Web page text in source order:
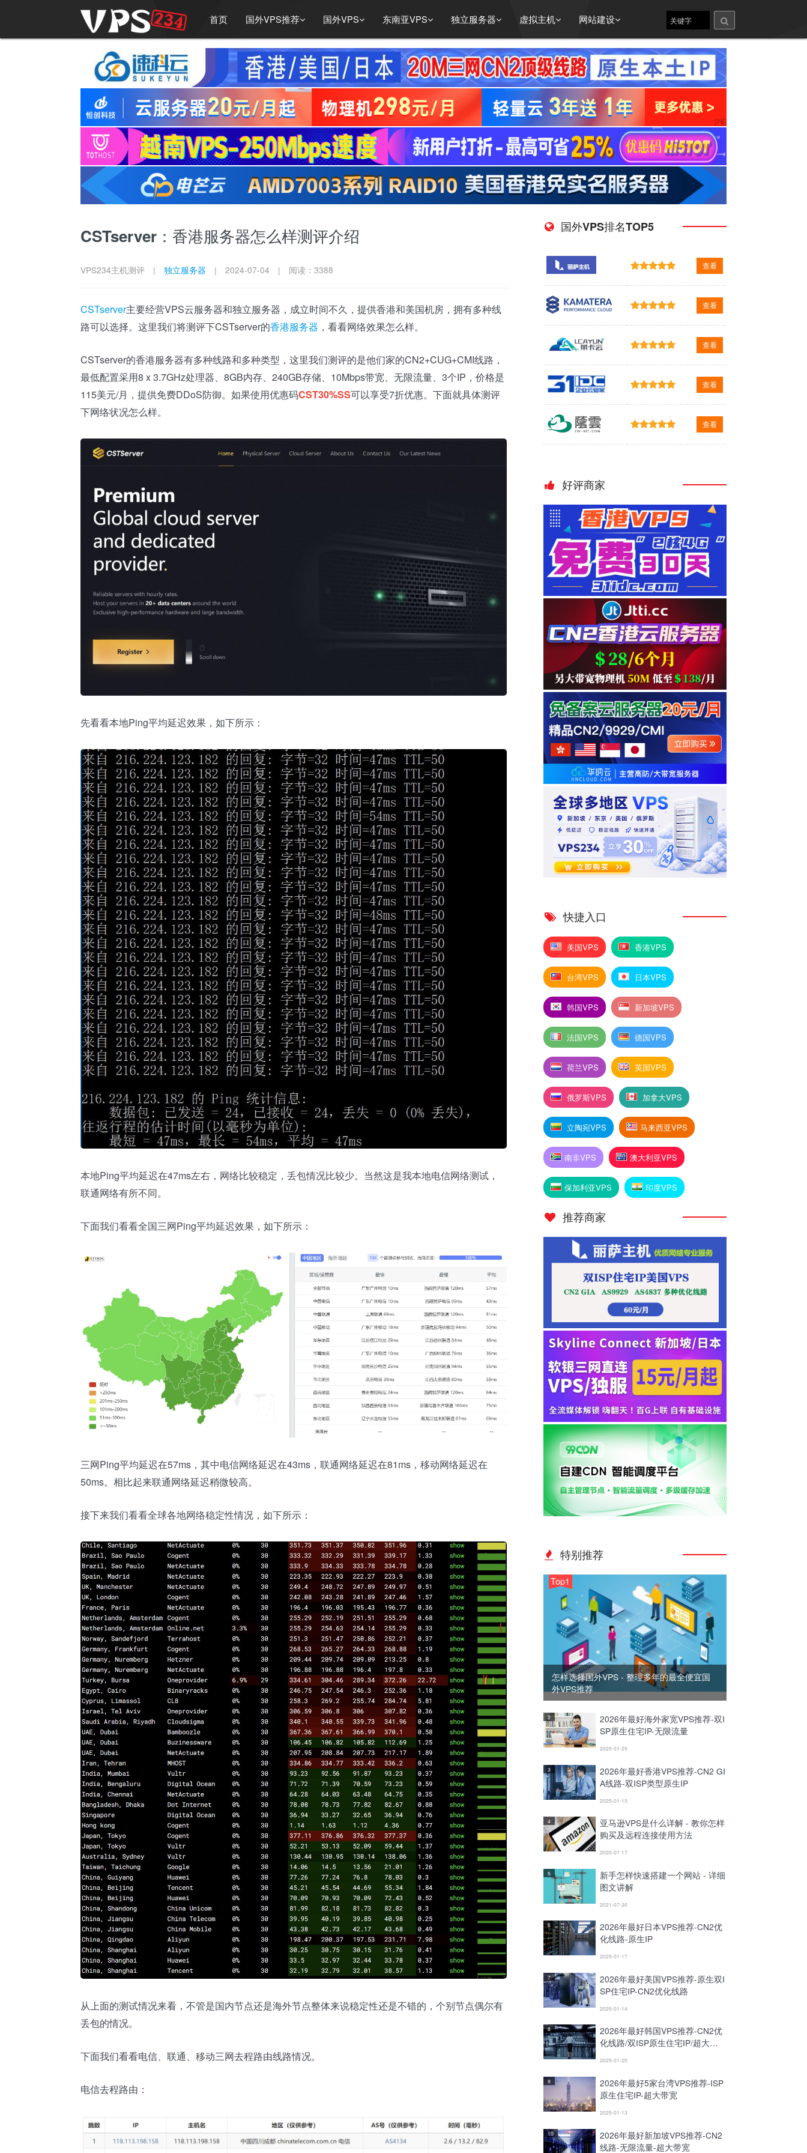
首页 国外VPS推荐 国外VPS 东南亚VPS 独立服务器 虚拟主机 网站建设
CSTserver：香港服务器怎么样测评介绍
VPS234主机测评 | 独立服务器 | 2024-07-04 | 阅读：3388
CSTserver主要经营VPS云服务器和独立服务器，成立时间不久，提供香港和美国机房，拥有多种线
路可以选择。这里我们将测评下CSTserver的香港服务器 ，看看网络效果怎么样。
CSTserver的香港服务器有多种线路和多种类型，这里我们测评的是他们家的CN2+CUG+CMI线路，
最低配置采用8 x 3.7GHz处理器、8GB内存、240GB存储、10Mbps带宽、无限流量、3个IP，价格是
115美元/月，提供免费DDoS防御。如果使用优惠码CST30%SS可以享受7折优惠。下面就具体测评
下网络状况怎么样。
先看看本地Ping平均延迟效果，如下所示：
本地Ping平均延迟在47ms左右，网络比较稳定，丢包情况比较少。当然这是我本地电信网络测试，
联通网络有所不同。
下面我们看看全国三网Ping平均延迟效果，如下所示：
三网Ping平均延迟在57ms，其中电信网络延迟在43ms，联通网络延迟在81ms，移动网络延迟在
50ms。相比起来联通网络延迟稍微较高。
接下来我们看看全球各地网络稳定性情况，如下所示：
从上面的测试情况来看，不管是国内节点还是海外节点整体来说稳定性还是不错的，个别节点偶尔有
丢包的情况。
下面我们看看电信、联通、移动三网去程路由线路情况。
电信去程路由：
国外VPS排名TOP5
查看
查看
查看
查看
查看
好评商家
快捷入口
美国VPS 香港VPS
台湾VPS 日本VPS
韩国VPS 新加坡VPS
法国VPS 德国VPS
荷兰VPS 英国VPS
俄罗斯VPS 加拿大VPS
立陶宛VPS 马来西亚VPS
南非VPS 澳大利亚VPS
保加利亚VPS 印度VPS
推荐商家
特别推荐
Top1
怎样选择国外VPS - 整理多年的最全便宜国
外VPS推荐
2
2026年最好海外家宽VPS推荐-双I
SP原生住宅IP-无限流量
2025-01-25
3
2026年最好香港VPS推荐-CN2 GI
A线路-双ISP类型原生IP
2025-01-15
4
亚马逊VPS是什么详解 - 教你怎样
购买及远程连接使用方法
2020-07-17
5
新手怎样快速搭建一个网站 - 详细
图文讲解
2021-07-30
6
2026年最好日本VPS推荐-CN2优
化线路-原生IP
2025-01-17
7
2026年最好美国VPS推荐-原生双I
SP住宅IP-CN2优化线路
2025-01-14
8
2026年最好韩国VPS推荐-CN2优
化线路/双ISP原生住宅IP/超大带
2025-01-20
9
2026年最好5家台湾VPS推荐-ISP
原生住宅IP-超大带宽
2025-01-13
10
2026年最好新加坡VPS推荐-CN2
线路-无限流量-超大带宽